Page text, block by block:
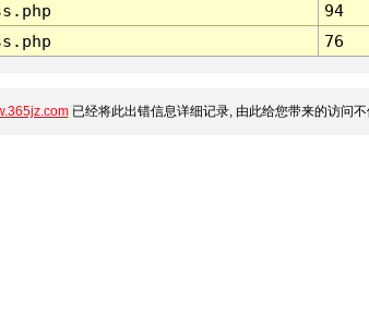
94
76
已经将此出错信息详细记录, 由此给您带来的访问